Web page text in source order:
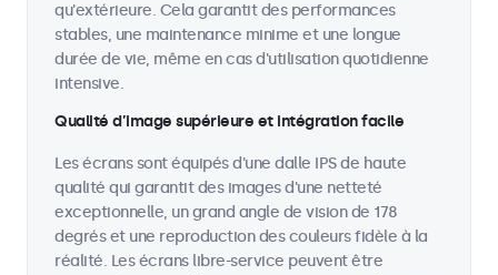
qu'extérieure. Cela garantit des performances
stables, une maintenance minime et une longue
durée de vie, même en cas d'utilisation quotidienne
intensive.
Qualité d’image supérieure et intégration facile
Les écrans sont équipés d'une dalle IPS de haute
qualité qui garantit des images d'une netteté
exceptionnelle, un grand angle de vision de 178
degrés et une reproduction des couleurs fidèle à la
réalité. Les écrans libre-service peuvent être